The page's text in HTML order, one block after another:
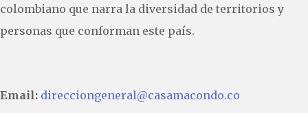
colombiano que narra la diversidad de territorios y
personas que conforman este país.
Email: direcciongeneral@casamacondo.co